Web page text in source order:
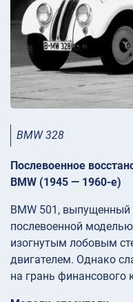
BMW 328
Послевоенное
BMW (1945 — 1960-е)
BMW 501, выпущенный
послевоенной
изогнутым лобовым
двигателем. Однако
на грань финансового